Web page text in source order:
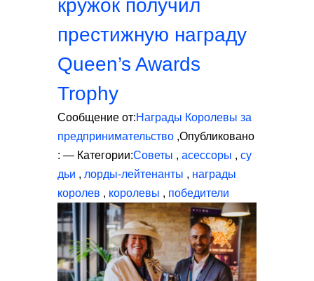
кружок получил
престижную награду
Queen’s Awards
Trophy
Сообщение от:Награды Королевы за
предпринимательство ,Опубликовано
: — Категории:Советы , асессоры , су
дьи , лорды-лейтенанты , награды
королев , королевы , победители